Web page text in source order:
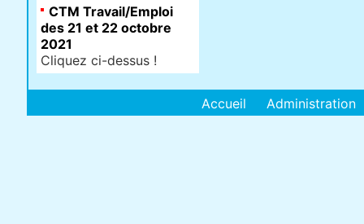
CTM Travail/Emploi
des 21 et 22 octobre
2021
Cliquez ci-dessus !
Accueil Administration